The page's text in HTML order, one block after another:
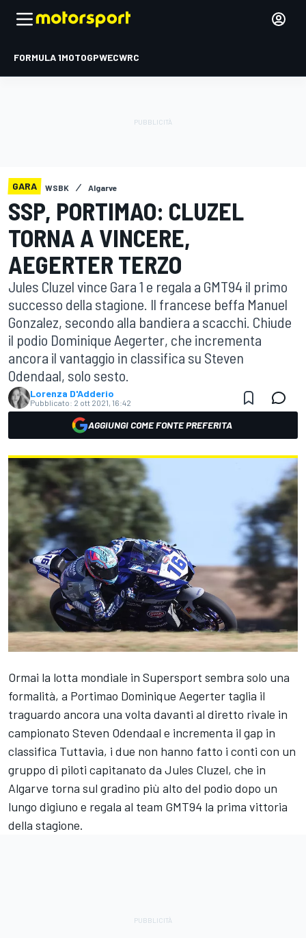
FORMULA 1MOTOGPWECWRC
GARA WSBK Algarve
SSP, PORTIMAO: CLUZEL
TORNA A VINCERE,
AEGERTER TERZO
Jules Cluzel vince Gara 1 e regala a GMT94 il primo
successo della stagione. Il francese beffa Manuel
Gonzalez, secondo alla bandiera a scacchi. Chiude
il podio Dominique Aegerter, che incrementa
ancora il vantaggio in classifica su Steven
Odendaal, solo sesto.
Lorenza D'Adderio
Pubblicato: 2 ott 2021, 16:42
AGGIUNGI COME FONTE PREFERITA
Ormai la lotta mondiale in Supersport sembra solo una
formalità, a Portimao Dominique Aegerter taglia il
traguardo ancora una volta davanti al diretto rivale in
campionato Steven Odendaal e incrementa il gap in
classifica Tuttavia, i due non hanno fatto i conti con un
gruppo di piloti capitanato da Jules Cluzel, che in
Algarve torna sul gradino più alto del podio dopo un
lungo digiuno e regala al team GMT94 la prima vittoria
della stagione.